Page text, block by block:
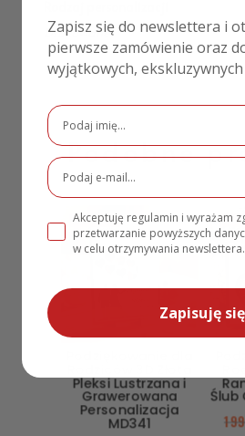
Drukowane
Podobne
PROMOCJA!
Pleksi Lustrzana i
Grawerowana
Personalizacja
MD341
Ślub
Zapisz się do newslettera i
pierwsze zamówienie oraz
wyjątkowych,
Akceptuję regulamin i wyrażam
przetwarzanie powyższych
w celu otrzymywania newslettera.
Zapisuję